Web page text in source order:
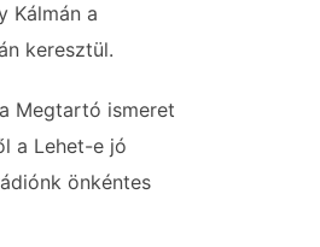
Kálmán a
keresztül.
Megtartó ismeret
a Lehet-e jó
önkéntes